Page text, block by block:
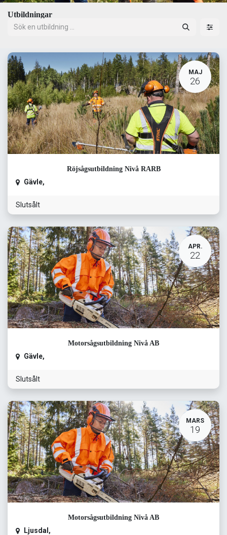
Utbildningar
MAJ
26
Röjsågsutbildning Nivå RARB
Gävle,
Slutsålt
APR.
22
Motorsågsutbildning Nivå AB
Gävle,
Slutsålt
MARS
19
Motorsågsutbildning Nivå AB
Ljusdal ,